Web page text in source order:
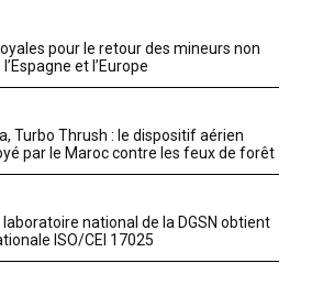
pour le retour des mineurs non
et l’Europe
Turbo Thrush : le dispositif aérien
par le Maroc contre les feux de forêt
national de la DGSN obtient
ISO/CEI 17025